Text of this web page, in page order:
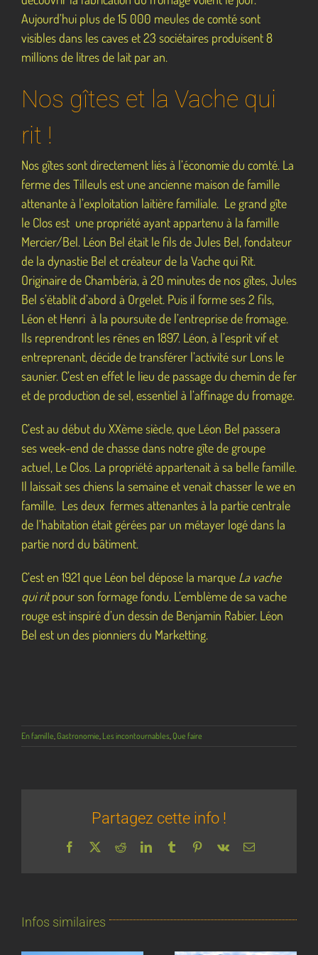
Aujourd’hui plus de 15 000 meules de comté sont
visibles dans les caves et 23 sociétaires produisent 8
millions de litres de lait par an.
Nos gîtes et la Vache qui
rit !
Nos gîtes sont directement liés à l’économie du comté. La
ferme des Tilleuls est une ancienne maison de famille
attenante à l’exploitation laitière familiale. Le grand gîte
le Clos est une propriété ayant appartenu à la famille
Mercier/Bel. Léon Bel était le fils de Jules Bel, fondateur
de la dynastie Bel et créateur de la Vache qui Rit.
Originaire de Chambéria, à 20 minutes de nos gîtes, Jules
Bel s’établit d’abord à Orgelet. Puis il forme ses 2 fils,
Léon et Henri à la poursuite de l’entreprise de fromage.
Ils reprendront les rênes en 1897. Léon, à l’esprit vif et
entreprenant, décide de transférer l’activité sur Lons le
saunier. C’est en effet le lieu de passage du chemin de fer
et de production de sel, essentiel à l’affinage du fromage.
C’est au début du XXème siècle, que Léon Bel passera
ses week-end de chasse dans notre gîte de groupe
actuel, Le Clos. La propriété appartenait à sa belle famille.
Il laissait ses chiens la semaine et venait chasser le we en
famille. Les deux fermes attenantes à la partie centrale
de l’habitation était gérées par un métayer logé dans la
partie nord du bâtiment.
C’est en 1921 que Léon bel dépose la marque La vache
qui ritpour son formage fondu. L’emblème de sa vache
rouge est inspiré d’un dessin de Benjamin Rabier. Léon
Bel est un des pionniers du Marketting.
En famille Gastronomie Les incontournables Que faire
Partagez cette info !
Facebook
X RedditLinkedInTumblrPinterest
Vk Email
Infos similaires